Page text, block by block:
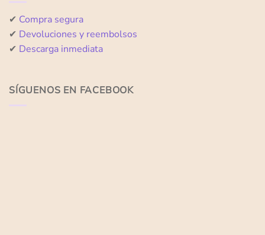
✔ Compra segura
✔ Devoluciones y reembolsos
✔ Descarga inmediata
SÍGUENOS EN FACEBOOK